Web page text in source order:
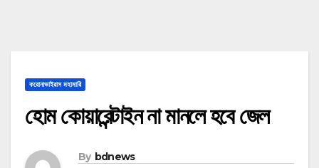
করোনাভাইরাস মহামারি
হোম কোয়ারেন্টাইন না মানলে হবে জেল
By bdnews